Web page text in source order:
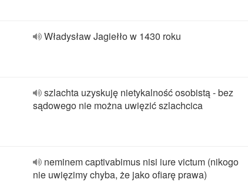
Władysław Jagiełło w 1430 roku
szlachta uzyskuję nietykalność osobistą - bez
sądowego nie można uwięzić szlachcica
neminem captivabimus nisi iure victum (nikogo
nie uwięzimy chyba, że jako ofiarę prawa)